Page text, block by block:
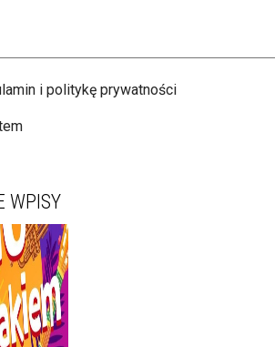
i politykę prywatności
WPISY